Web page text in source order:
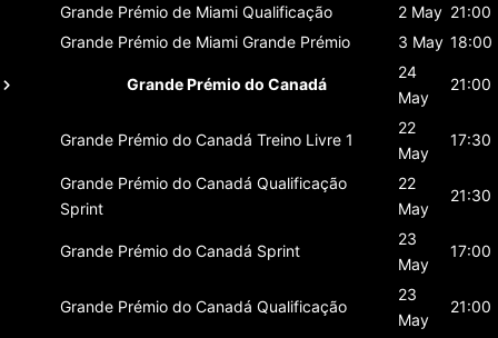
Grande Prémio de Miami Qualificação 2 May 21:00
Grande Prémio de Miami Grande Prémio 3 May 18:00
Grande Prémio do Canadá
24
May
21:00
Grande Prémio do Canadá Treino Livre 1
22
May
17:30
Grande Prémio do Canadá Qualificação
Sprint
22
May
21:30
Grande Prémio do Canadá Sprint
23
May
17:00
Grande Prémio do Canadá Qualificação
23
May
21:00